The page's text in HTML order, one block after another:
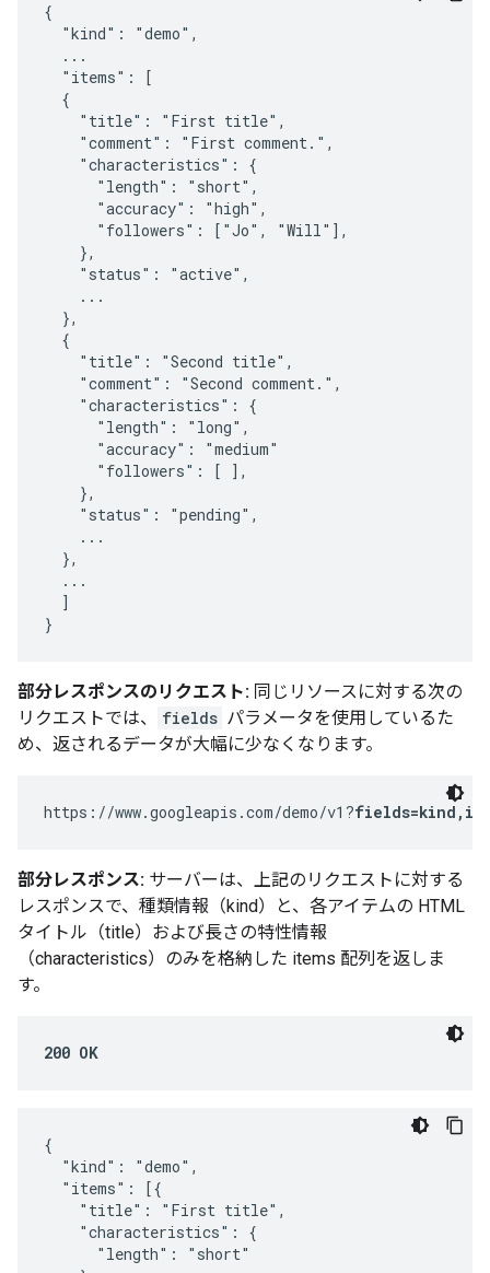
{
  "kind": "demo",
  ...
  "items": [
  {
    "title": "First title",
    "comment": "First comment.",
    "characteristics": {
      "length": "short",
      "accuracy": "high",
      "followers": ["Jo", "Will"],
    },
    "status": "active",
    ...
  },
  {
    "title": "Second title",
    "comment": "Second comment.",
    "characteristics": {
      "length": "long",
      "accuracy": "medium"
      "followers": [ ],
    },
    "status": "pending",
    ...
  },
  ...
  ]
}
部分レスポンスのリクエスト: 同じリソースに対する次の
リクエストでは、
fields パラメータを使用しているた
め、返されるデータが大幅に少なくなります。
https://www.googleapis.com/demo/v1?
部分レスポンス: サーバーは、上記のリクエストに対する
レスポンスで、種類情報（kind）と、各アイテムの HTML
タイトル（title）および長さの特性情報
（characteristics）のみを格納した items 配列を返しま
す。
200 OK
{
  "kind": "demo",
  "items": [{
    "title": "First title",
    "characteristics": {
      "length": "short"